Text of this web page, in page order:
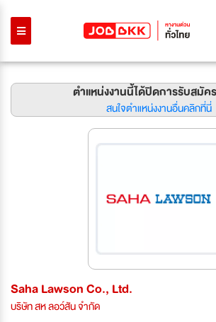
ตำแหน่งงานนี้ได้ปิดการรับสมัค
สนใจตำแหน่งงานอื่นคลิกที่นี่
Saha Lawson Co., Ltd.
บริษัท สห ลอว์สัน จำกัด